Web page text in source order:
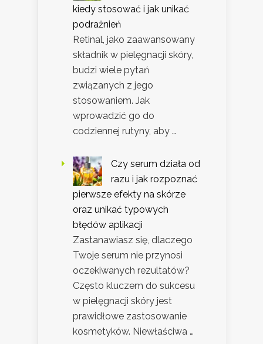
kiedy stosować i jak unikać
podrażnień
Retinal, jako zaawansowany
składnik w pielęgnacji skóry,
budzi wiele pytań
związanych z jego
stosowaniem. Jak
wprowadzić go do
codziennej rutyny, aby …
Czy serum działa od
razu i jak rozpoznać
pierwsze efekty na skórze
oraz unikać typowych
błędów aplikacji
Zastanawiasz się, dlaczego
Twoje serum nie przynosi
oczekiwanych rezultatów?
Często kluczem do sukcesu
w pielęgnacji skóry jest
prawidłowe zastosowanie
kosmetyków. Niewłaściwa …